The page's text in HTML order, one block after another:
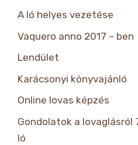
A ló helyes vezetése
Vaquero anno 2017 – ben
Lendület
Karácsonyi könyvajánló
Online lovas képzés
Gondolatok a lovaglásról
ló